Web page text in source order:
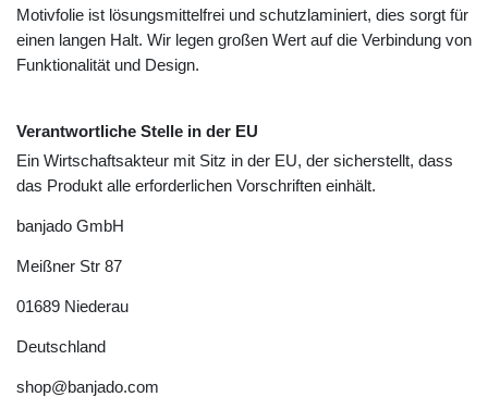
Motivfolie ist lösungsmittelfrei und schutzlaminiert, dies sorgt für
einen langen Halt. Wir legen großen Wert auf die Verbindung von
Funktionalität und Design.
Verantwortliche Stelle in der EU
Ein Wirtschaftsakteur mit Sitz in der EU, der sicherstellt, dass
das Produkt alle erforderlichen Vorschriften einhält.
banjado GmbH
Meißner Str 87
01689 Niederau
Deutschland
shop@banjado.com